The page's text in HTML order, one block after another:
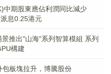
中期股東應佔利潤同比減少
息0.25港元
推出"山海"系列智算模組 系列
構建
包板塊拉升，博騰股份